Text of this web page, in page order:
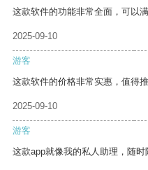
这款软件的功能非常全面，可以
2025-09-10
游客
这款软件的价格非常实惠，值得推
2025-09-10
游客
这款app就像我的私人助理，随时